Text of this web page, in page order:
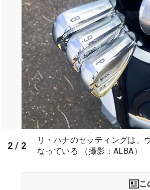
2 / 2
リ・ハナのセッティングは、
なっている （撮影：ALBA）
こ